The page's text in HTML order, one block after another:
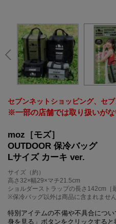
セブンネットショッピング、セ
※一部の店舗では取り扱いが
moz［モズ］
OUTDOOR 保冷バッグ
Lサイズ カーキ ver.
サイズ（約）
高さ32×幅29×マチ21.5cm
ショルダーストラップの長さ142cm［
※保冷バッグ以外は商品に含まれません
特別アイテムの不備や不具合につ
身を見る」ボタンをクリックすると